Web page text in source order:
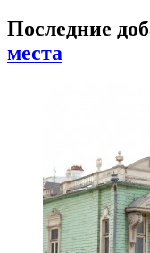
Последние
места